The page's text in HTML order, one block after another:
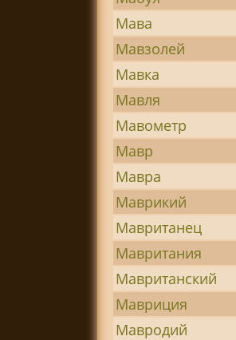
Мава
Мавзолей
Мавка
Мавля
Мавометр
Мавр
Мавра
Маврикий
Мавританец
Мавритания
Мавританский
Мавриция
Мавродий